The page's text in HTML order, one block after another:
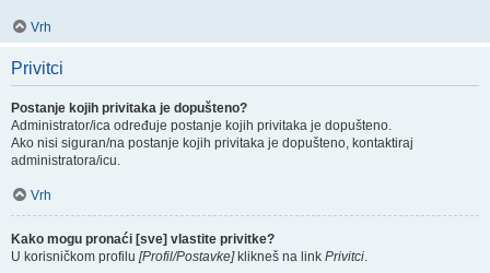
Vrh
Privitci
Postanje kojih privitaka je dopušteno?
Administrator/ica određuje postanje kojih privitaka je dopušteno.
Ako nisi siguran/na postanje kojih privitaka je dopušteno, kontaktiraj
administratora/icu.
Vrh
Kako mogu pronaći [sve] vlastite privitke?
U korisničkom profilu [Profil/Postavke]klikneš na link Privitci.